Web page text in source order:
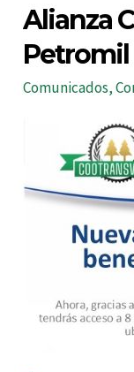
Alianza
Petromil
Comunicados,
Alianza
Cootransvalle
y
Petromil
–